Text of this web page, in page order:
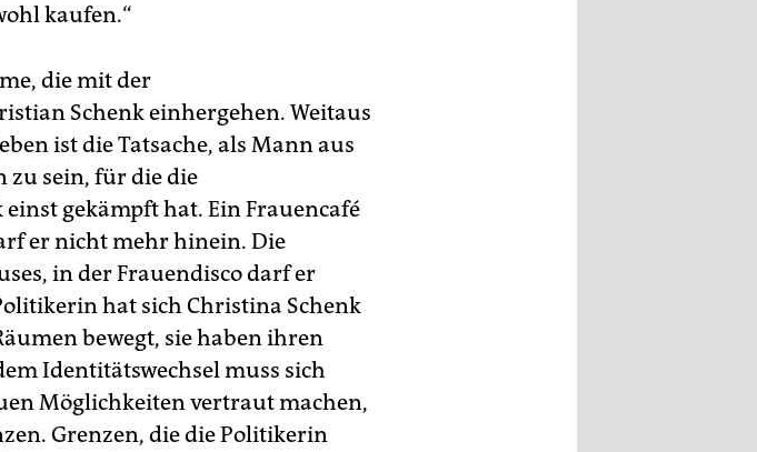
kaufen.“
die mit der
Schenk einhergehen. Weitaus
ist die Tatsache, als Mann aus
zu sein, für die die
gekämpft hat. Ein Frauencafé
er nicht mehr hinein. Die
in der Frauendisco darf er
hat sich Christina Schenk
bewegt, sie haben ihren
Identitätswechsel muss sich
Möglichkeiten vertraut machen,
Grenzen, die die Politikerin